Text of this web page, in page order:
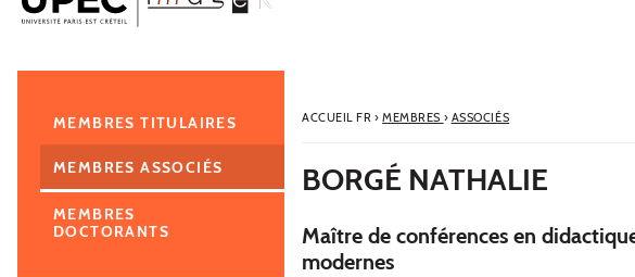
ACCUEIL FR› MEMBRES › ASSOCIÉS
BORGÉ NATHALIE
Maître de conférences en
modernes
MEMBRES TITULAIRES
MEMBRES ASSOCIÉS
MEMBRES
DOCTORANTS